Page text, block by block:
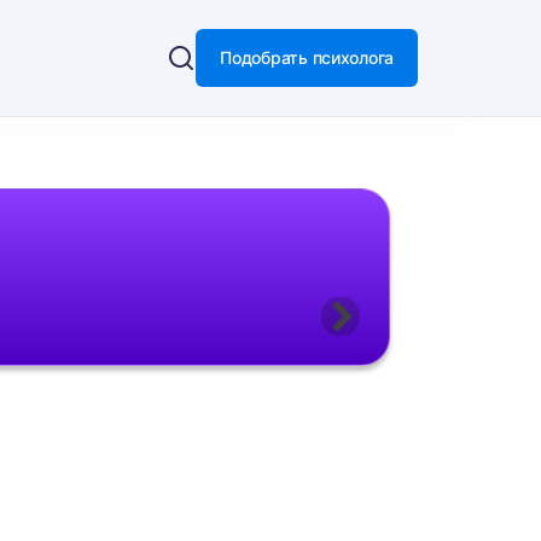
Подобрать психолога